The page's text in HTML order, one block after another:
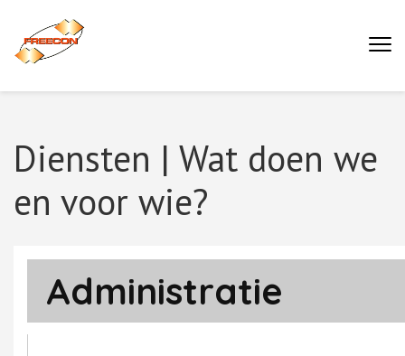
naar
inhoud
(druk
Diensten | Wat doen we
en voor wie?
Administratie